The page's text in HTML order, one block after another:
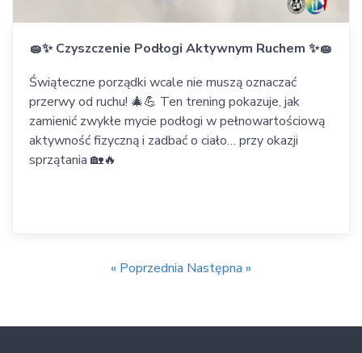
🧽✨ Czyszczenie Podłogi Aktywnym Ruchem ✨🧽
Świąteczne porządki wcale nie muszą oznaczać
przerwy od ruchu! 🎄💪 Ten trening pokazuje, jak
zamienić zwykłe mycie podłogi w pełnowartościową
aktywność fizyczną i zadbać o ciało… przy okazji
sprzątania 🏡🔥
« Poprzednia Następna »